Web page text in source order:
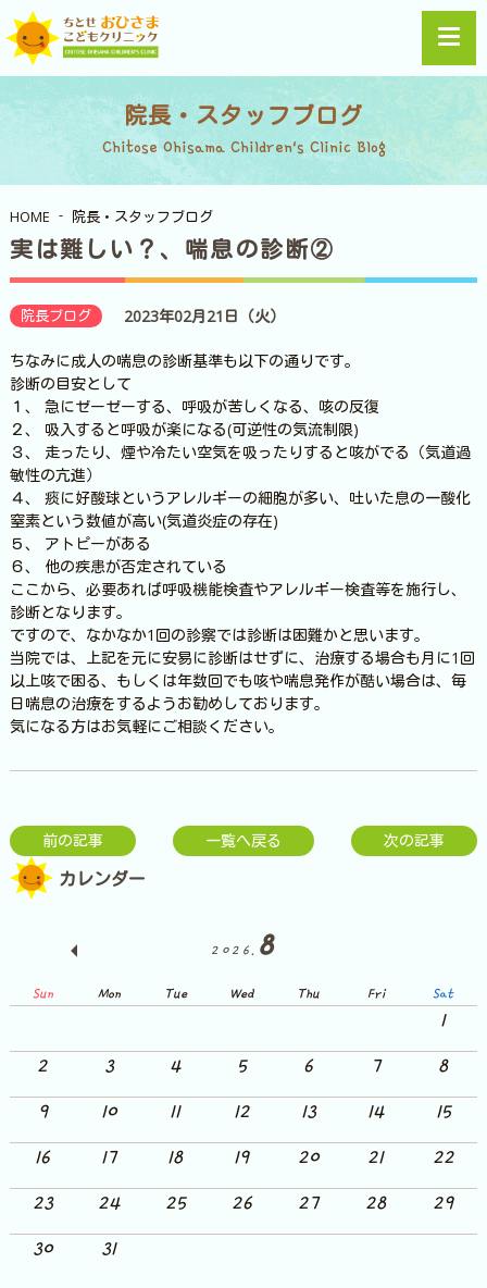
院長・スタッフブログ
Chitose Ohisama Children's Clinic Blog
HOME 院長・スタッフブログ
実は難しい？、喘息の診断②
院長ブログ 2023年02月21日（火）
ちなみに成人の喘息の診断基準も以下の通りです。
診断の目安として
１、 急にゼーゼーする、呼吸が苦しくなる、咳の反復
２、 吸入すると呼吸が楽になる(可逆性の気流制限)
３、 走ったり、煙や冷たい空気を吸ったりすると咳がでる（気道過
敏性の亢進）
４、 痰に好酸球というアレルギーの細胞が多い、吐いた息の一酸化
窒素という数値が高い(気道炎症の存在)
５、 アトピーがある
６、 他の疾患が否定されている
ここから、必要あれば呼吸機能検査やアレルギー検査等を施行し、
診断となります。
ですので、なかなか1回の診察では診断は困難かと思います。
当院では、上記を元に安易に診断はせずに、治療する場合も月に1回
以上咳で困る、もしくは年数回でも咳や喘息発作が酷い場合は、毎
日喘息の治療をするようお勧めしております。
気になる方はお気軽にご相談ください。
前の記事 一覧へ戻る 次の記事
カレンダー
2026. 8
Sun Mon Tue Wed Thu Fri Sat
1
2
3 4 5 6 7
8
9
10 11 12 13 14
15
16
17 18 19 20 21
22
23
24 25 26 27 28
29
30
31